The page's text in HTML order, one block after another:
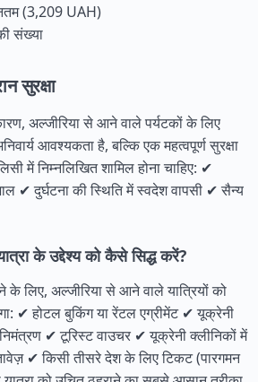
(3,209 UAH)
संख्या
सुरक्षा
अल्जीरिया से आने वाले पर्यटकों के लिए
आवश्यकता है, बल्कि एक महत्वपूर्ण सुरक्षा
में निम्नलिखित शामिल होना चाहिए: ✔
✔ दुर्घटना की स्थिति में स्वदेश वापसी ✔ सैन्य
के उद्देश्य को कैसे सिद्ध करें?
के लिए, अल्जीरिया से आने वाले यात्रियों को
✔ होटल बुकिंग या रेंटल एग्रीमेंट ✔ यूक्रेनी
निमंत्रण ✔ टूरिस्ट वाउचर ✔ यूक्रेनी क्लीनिकों में
✔ किसी तीसरे देश के लिए टिकट (पारगमन